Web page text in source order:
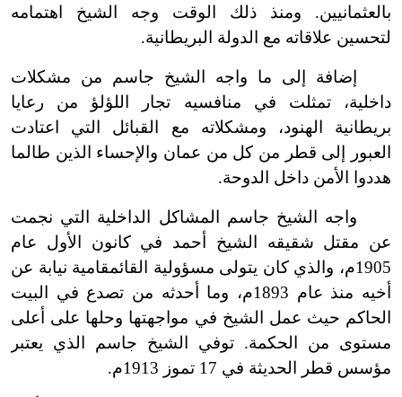
بالعثمانيين. ومنذ ذلك الوقت وجه الشيخ اهتمامه
لتحسين علاقاته مع الدولة البريطانية.
إضافة إلى ما واجه الشيخ جاسم من مشكلات
داخلية، تمثلت في منافسيه تجار اللؤلؤ من رعايا
بريطانية الهنود، ومشكلاته مع القبائل التي اعتادت
العبور إلى قطر من كل من عمان والإحساء الذين طالما
هددوا الأمن داخل الدوحة.
واجه الشيخ جاسم المشاكل الداخلية التي نجمت
عن مقتل شقيقه الشيخ أحمد في كانون الأول عام
1905م، والذي كان يتولى مسؤولية القائمقامية نيابة عن
أخيه منذ عام 1893م، وما أحدثه من تصدع في البيت
الحاكم حيث عمل الشيخ في مواجهتها وحلها على أعلى
مستوى من الحكمة. توفي الشيخ جاسم الذي يعتبر
مؤسس قطر
لحديثة في 17 تموز 1913م.